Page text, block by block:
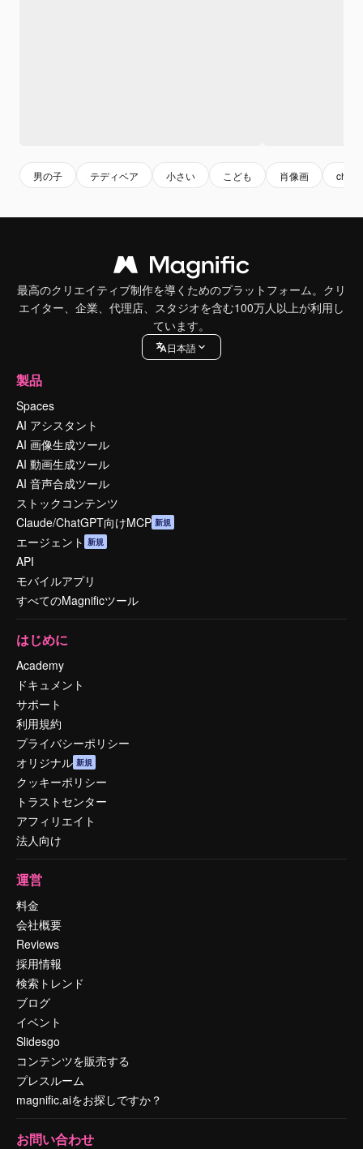
男の子 テディベア 小さい こども 肖像画 child
最高のクリエイティブ制作を導くためのプラットフォーム。クリ
エイター、企業、代理店、スタジオを含む100万人以上が利用し
ています。
日本語
製品
Spaces
AI アシスタント
AI 画像生成ツール
AI 動画生成ツール
AI 音声合成ツール
ストックコンテンツ
Claude/ChatGPT向けMCP 新規
エージェント 新規
API
モバイルアプリ
すべてのMagnificツール
はじめに
Academy
ドキュメント
サポート
利用規約
プライバシーポリシー
オリジナル 新規
クッキーポリシー
トラストセンター
アフィリエイト
法人向け
運営
料金
会社概要
Reviews
採用情報
検索トレンド
ブログ
イベント
Slidesgo
コンテンツを販売する
プレスルーム
magnific.aiをお探しですか？
お問い合わせ